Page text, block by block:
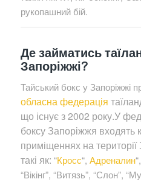
рукопашний бій.
Де займатись
Запоріжжі?
Тайський бокс у Запоріжжі
обласна федерація
що існує з 2002 року.У
боксу Запоріжжя входять
приміщеннях на
такі як: “Кросс“, Адреналин
“Вікінг”, “Витязь”, “Слон”,